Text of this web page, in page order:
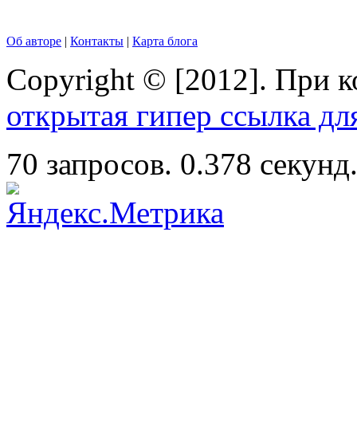
Об авторе | Контакты | Карта блога
Copyright © [2012]. При
открытая гипер ссылка
70 запросов. 0.378 секунд.